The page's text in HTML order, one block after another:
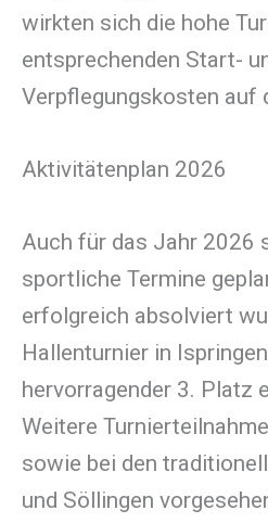
wirkten sich die hohe
entsprechenden Start-
Verpflegungskosten auf
Aktivitätenplan 2026
Auch für das Jahr 2026
sportliche Termine
erfolgreich absolviert
Hallenturnier in
hervorragender 3. Platz
Weitere
sowie bei den
und Söllingen